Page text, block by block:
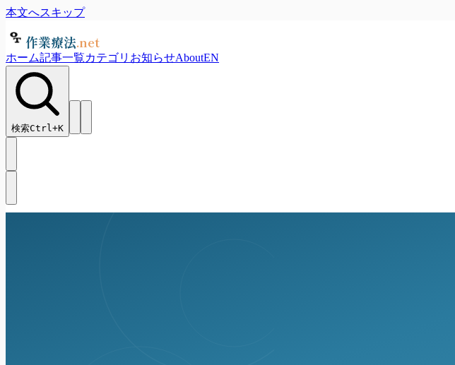
本文へスキップ
作業療法.net
ホーム記事一覧カテゴリ お知らせAboutEN
検索Ctrl+K